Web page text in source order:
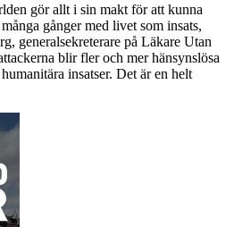
gör allt i sin makt för att kunna
gånger med livet som insats,
generalsekreterare på Läkare Utan
blir fler och mer hänsynslösa
insatser. Det är en helt